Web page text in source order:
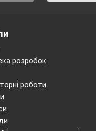
розробок
роботи